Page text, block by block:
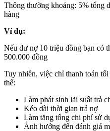
Thông thường khoảng: 5% tổng
hàng
Ví dụ:
Nếu dư nợ 10 triệu đồng bạn có
500.000 đồng
Tuy nhiên, việc chỉ thanh toán
thể:
Làm phát sinh lãi suất trả
Kéo dài thời gian trả nợ
Làm tăng tổng chi phí sử
Ảnh hưởng đến đánh giá